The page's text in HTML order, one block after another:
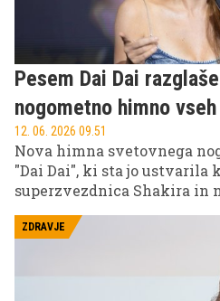
Pesem Dai Dai
nogometno himno
12. 06. 2026 09.51
Nova himna svetovnega
"Dai Dai", ki sta jo ustvarila
superzvezdnica Shakira in
prejela prestižni naziv
ZDRAVJE